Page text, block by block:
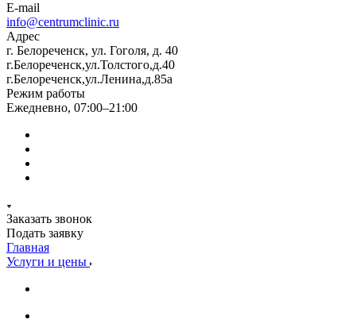
E-mail
info@centrumclinic.ru
Адрес
г. Белореченск, ул. Гоголя, д. 40
г.Белореченск,ул.Толстого,д.40
г.Белореченск,ул.Ленина,д.85а
Режим работы
Ежедневно, 07:00–21:00
Заказать звонок
Подать заявку
Главная
Услуги и цены